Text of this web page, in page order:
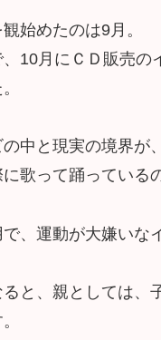
始めたのは9月。
、10月にＣＤ販売
の中と現実の境界が
に歌って踊っている
、運動が大嫌いな
ると、親としては、